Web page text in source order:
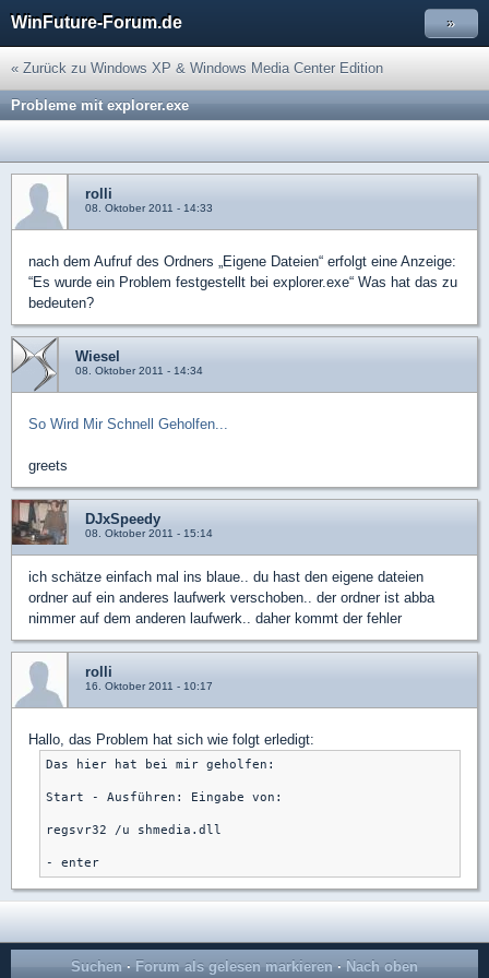
WinFuture-Forum.de »
« Zurück zu Windows XP & Windows Media Center Edition
Probleme mit explorer.exe
rolli
08. Oktober 2011 - 14:33
nach dem Aufruf des Ordners „Eigene Dateien“ erfolgt eine Anzeige:
“Es wurde ein Problem festgestellt bei explorer.exe“ Was hat das zu
bedeuten?
Wiesel
08. Oktober 2011 - 14:34
So Wird Mir Schnell Geholfen...
greets
DJxSpeedy
08. Oktober 2011 - 15:14
ich schätze einfach mal ins blaue.. du hast den eigene dateien
ordner auf ein anderes laufwerk verschoben.. der ordner ist abba
nimmer auf dem anderen laufwerk.. daher kommt der fehler
rolli
16. Oktober 2011 - 10:17
Hallo, das Problem hat sich wie folgt erledigt:
Das hier hat bei mir geholfen:
Start - Ausführen: Eingabe von:
regsvr32 /u shmedia.dll
Suchen · Forum als gelesen markieren · Nach oben